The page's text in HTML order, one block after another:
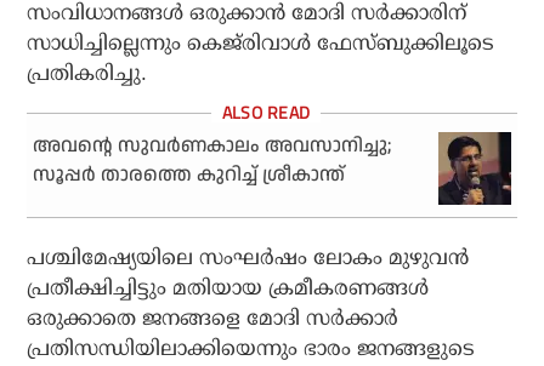
സംവിധാനങ്ങള്‍ ഒരുക്കാന്‍ മോദി സര്‍ക്കാരിന്
സാധിച്ചില്ലെന്നും കെജ്‌രിവാള്‍ ഫേസ്ബുക്കിലൂടെ
പ്രതികരിച്ചു.
അവന്റെ സുവര്‍ണകാലം അവസാനിച്ചു;
സൂപ്പര്‍ താരത്തെ കുറിച്ച് ശ്രീകാന്ത്
പശ്ചിമേഷ്യയിലെ സംഘര്‍ഷം ലോകം മുഴുവന്‍
പ്രതീക്ഷിച്ചിട്ടും മതിയായ ക്രമീകരണങ്ങള്‍
ഒരുക്കാതെ ജനങ്ങളെ മോദി സര്‍ക്കാര്‍
പ്രതിസന്ധിയിലാക്കിയെന്നും ഭാരം ജനങ്ങളുടെ